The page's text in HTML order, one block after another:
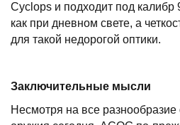
Cyclops и подходит под
как при дневном свете, а
для такой недорогой оптики.
Заключительные мысли
Несмотря на все разнообразие